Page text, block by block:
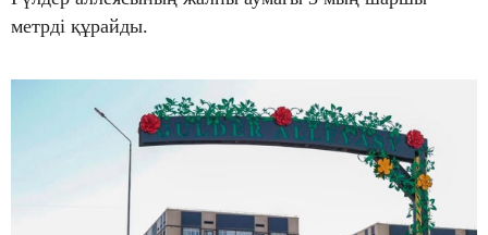
метрді құрайды.